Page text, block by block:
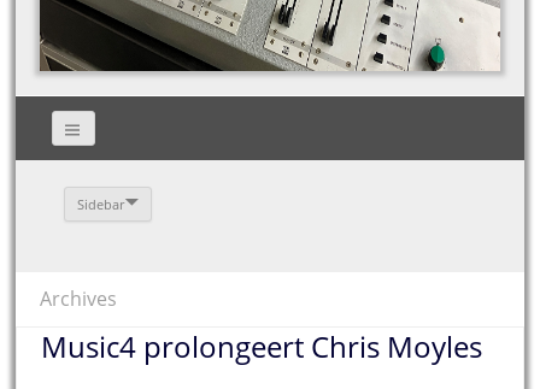
Sidebar
Archives
Music4 prolongeert Chris Moyles